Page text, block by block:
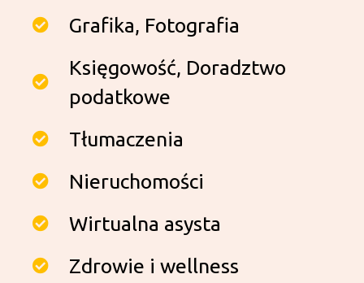
Grafika, Fotografia
Księgowość, Doradztwo
podatkowe
Tłumaczenia
Nieruchomości
Wirtualna asysta
Zdrowie i wellness